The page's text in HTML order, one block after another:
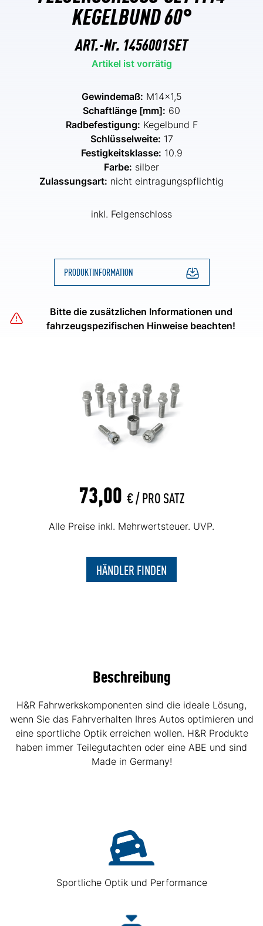
KEGELBUND 60°
ART.-Nr. 1456001SET
Artikel ist vorrätig
Gewindemaß: M14x1,5
Schaftlänge [mm]: 60
Radbefestigung: Kegelbund F
Schlüsselweite: 17
Festigkeitsklasse: 10.9
Farbe: silber
Zulassungsart: nicht eintragungspflichtig
inkl. Felgenschloss
PRODUKTINFORMATION
Bitte die zusätzlichen Informationen und
fahrzeugspezifischen Hinweise beachten!
73,00 € /PRO SATZ
Alle Preise inkl. Mehrwertsteuer. UVP.
HÄNDLER FINDEN
Beschreibung
H&R Fahrwerkskomponenten sind die ideale Lösung,
wenn Sie das Fahrverhalten Ihres Autos optimieren und
eine sportliche Optik erreichen wollen. H&R Produkte
haben immer Teilegutachten oder eine ABE und sind
Made in Germany!
Sportliche Optik und Performance